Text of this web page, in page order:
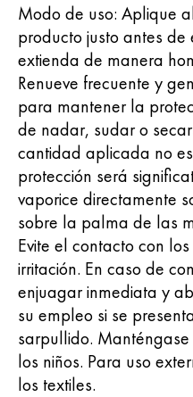
Modo de uso: Aplique
producto justo antes
extienda de manera
Renueve frecuente y
para mantener la
de nadar, sudar o
cantidad aplicada no
protección será
vaporice directamente
sobre la palma de las
Evite el contacto con
irritación. En caso de
enjuagar inmediata y
su empleo si se
sarpullido.
los niños. Para uso
los textiles.